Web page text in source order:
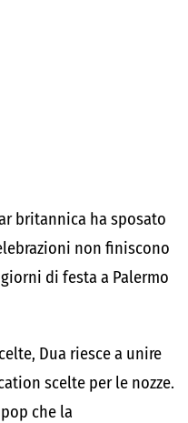
britannica ha sposato
non finiscono
di festa a Palermo
Dua riesce a unire
scelte per le nozze.
che la